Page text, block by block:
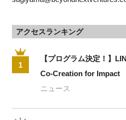
アクセスランキング
1
【プログラム決定！】
Co-Creation for Impact
ニュース